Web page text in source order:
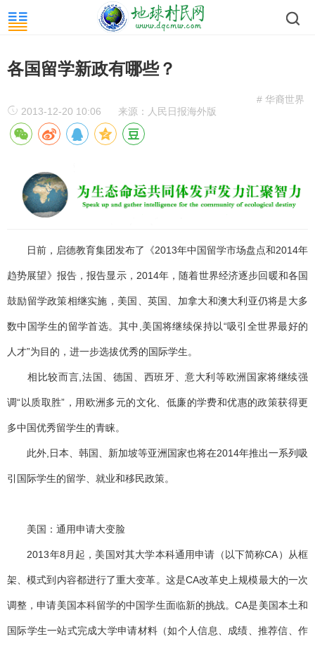
各国留学新政有哪些？
# 华裔世界
2013-12-20 10:06
来源：人民日报海外版
日前，启德教育集团发布了《2013年中国留学市场盘点和2014年
趋势展望》报告，报告显示，2014年，随着世界经济逐步回暖和各国
鼓励留学政策相继实施，美国、英国、加拿大和澳大利亚仍将是大多
数中国学生的留学首选。其中,美国将继续保持以“吸引全世界最好的
人才”为目的，进一步选拔优秀的国际学生。
相比较而言,法国、德国、西班牙、意大利等欧洲国家将继续强
调“以质取胜”，用欧洲多元的文化、低廉的学费和优惠的政策获得更
多中国优秀留学生的青睐。
此外,日本、韩国、新加坡等亚洲国家也将在2014年推出一系列吸
引国际学生的留学、就业和移民政策。
美国：通用申请大变脸
2013年8月起，美国对其大学本科通用申请（以下简称CA）从框
架、模式到内容都进行了重大变革。这是CA改革史上规模最大的一次
调整，申请美国本科留学的中国学生面临新的挑战。CA是美国本土和
国际学生一站式完成大学申请材料（如个人信息、成绩、推荐信、作